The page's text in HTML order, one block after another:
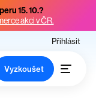
15. 10.?
akci v ČR.
Přihlásit
Vyzkoušet